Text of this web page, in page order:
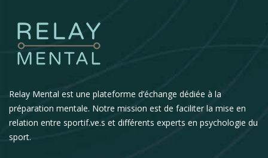
Relay Mental est une plateforme d’échange dédiée à la
préparation mentale. Notre mission est de faciliter la mise en
relation entre sportif.ve.s et différents experts en psychologie du
sport.